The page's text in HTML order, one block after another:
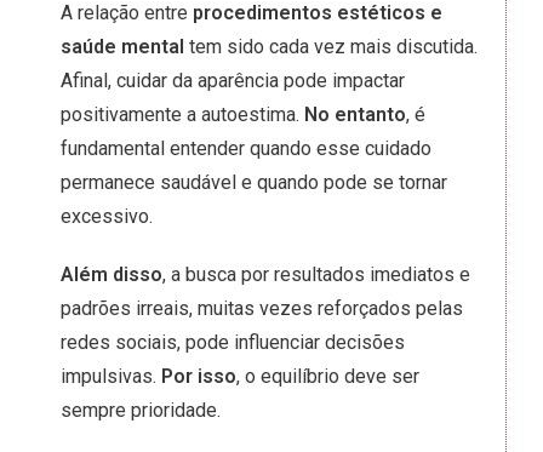
A relação entre procedimentos estéticos e
saúde mental tem sido cada vez mais discutida.
Afinal, cuidar da aparência pode impactar
positivamente a autoestima. No entanto, é
fundamental entender quando esse cuidado
permanece saudável e quando pode se tornar
excessivo.
Além disso, a busca por resultados imediatos e
padrões irreais, muitas vezes reforçados pelas
redes sociais, pode influenciar decisões
impulsivas. Por isso, o equilíbrio deve ser
sempre prioridade.